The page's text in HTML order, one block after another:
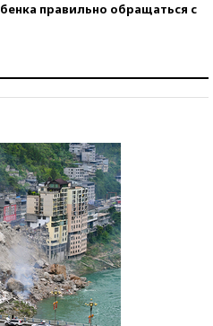
правильно обращаться с